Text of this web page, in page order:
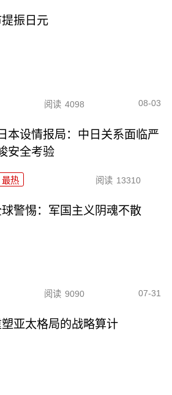
振日元
阅读 4098 08-03
本设情报局：中日关系面临严
安全考验
最热 阅读 13310
警惕：军国主义阴魂不散
阅读 9090 07-31
亚太格局的战略算计